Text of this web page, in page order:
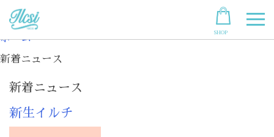
Skip
to
content
SHOP
ホーム
新着ニュース
新着ニュース
新生イルチ